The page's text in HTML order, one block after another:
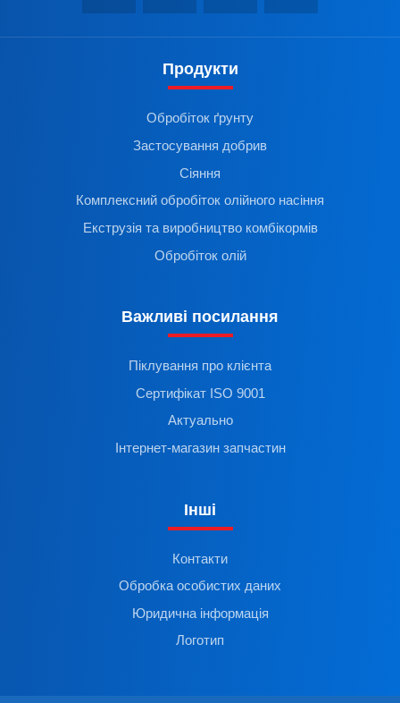
Продукти
Обробіток ґрунту
Застосування добрив
Сіяння
Комплексний обробіток олійного насіння
Екструзія та виробництво комбікормів
Обробіток олій
Важливі посилання
Піклування про клієнта
Сертифікат ISO 9001
Актуально
Інтернет-магазин запчастин
Інші
Контакти
Обробка особистих даних
Юридична інформація
Логотип